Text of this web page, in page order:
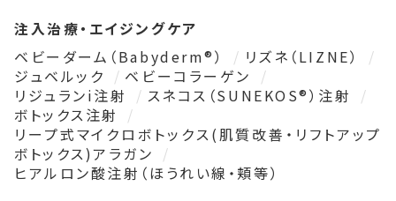
注入治療・エイジングケア
ベビーダーム（Babyderm®）
リズネ（LIZNE）
ジュベルック
ベビーコラーゲン
リジュランi注射
スネコス（SUNEKOS®）注射
ボトックス注射
リープ式マイクロボトックス(肌質改善・リフトアップ
ボトックス)アラガン
ヒアルロン酸注射（ほうれい線・頬等）